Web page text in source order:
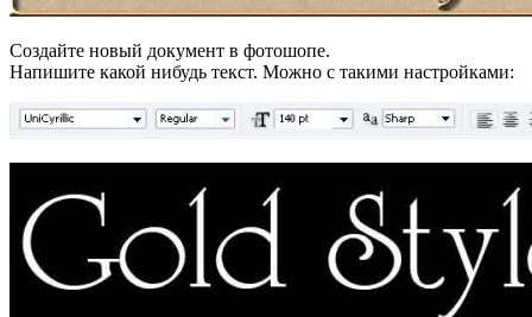
Создайте новый документ в фотошопе.
Напишите какой нибудь текст. Можно с такими настройками: